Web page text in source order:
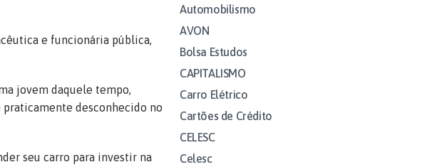
e funcionária pública,
jovem daquele tempo,
desconhecido no
seu carro para investir na
Automobilismo
AVON
Bolsa Estudos
CAPITALISMO
Carro Elétrico
Cartões de Crédito
CELESC
Celesc